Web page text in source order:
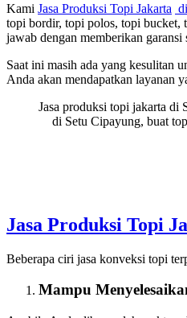
Kami Jasa Produksi Topi Jakarta
topi bordir, topi polos, topi bucket,
jawab dengan memberikan
Saat ini masih ada yang kesulitan
Anda akan mendapatkan layanan
Jasa produksi topi jakarta
di Setu Cipayung, buat
Jasa Produksi Topi
Beberapa ciri jasa konveksi topi
Mampu